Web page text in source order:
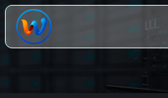
Chuyển
đến
dung